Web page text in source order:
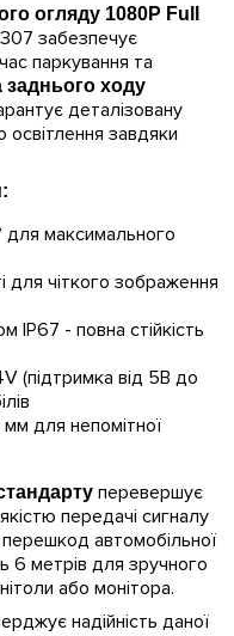
огляду 1080P Full
забезпечує
паркування та
заднього ходу
деталізовану
освітлення завдяки
для максимального
для чіткого зображення
IP67 - повна стійкість
(підтримка від 5В до
для непомітної
перевершує
передачі сигналу
перешкод автомобільної
6 метрів для зручного
або монітора.
надійність даної